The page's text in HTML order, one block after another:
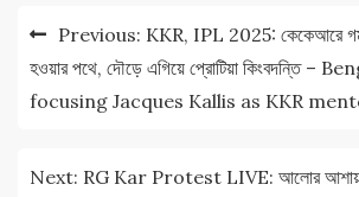
Post
navigation
Previous: KKR, IPL 2025: কেকেআরে
হওয়ার পথে, দৌড়ে এগিয়ে প্রোটিয়া কিংবদন্তি –
focusing Jacques Kallis as KKR
Next: RG Kar Protest LIVE: আলোর আশায়